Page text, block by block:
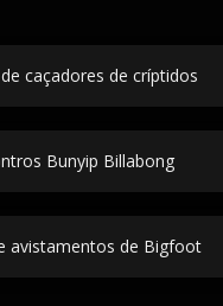
caçadores de críptidos
Bunyip Billabong
avistamentos de Bigfoot